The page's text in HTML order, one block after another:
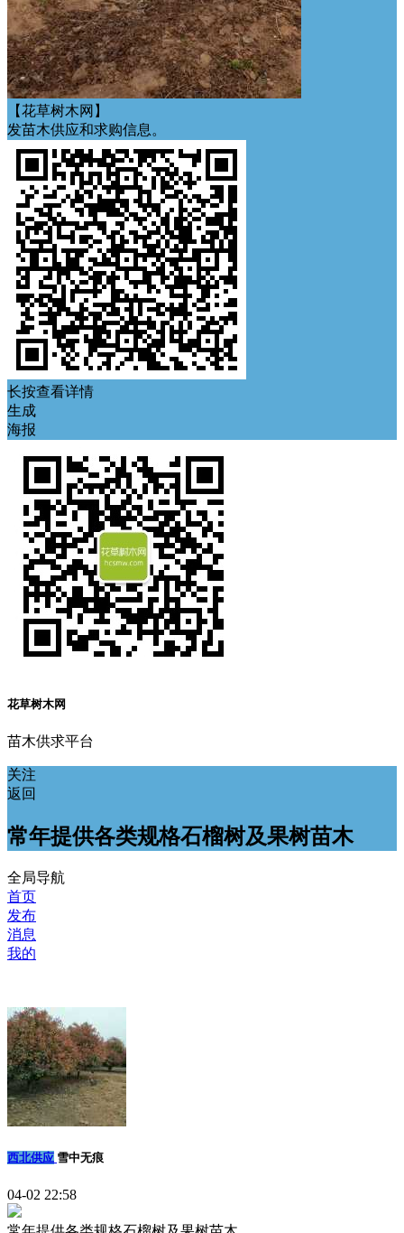
【花草树木网】
发苗木供应和求购信息。
长按查看详情
生成
海报
花草树木网
苗木供求平台
关注
返回
常年提供各类规格石榴树及果树苗木
全局导航
首页
发布
消息
我的
西北供应 雪中无痕
04-02 22:58